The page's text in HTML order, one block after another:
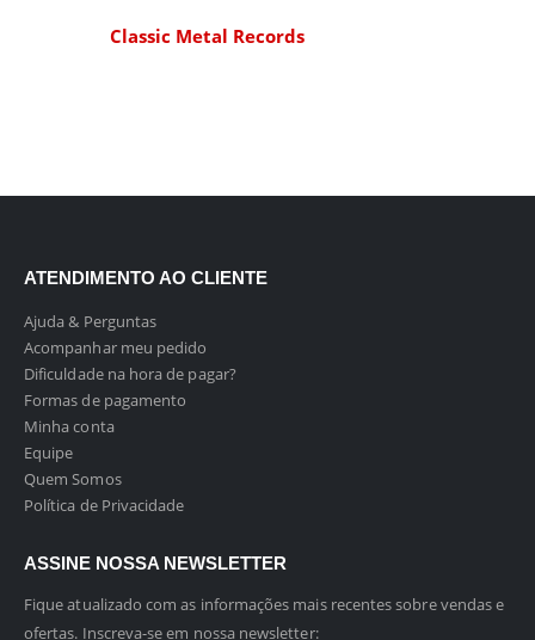
Classic Metal Records
ATENDIMENTO AO CLIENTE
Ajuda & Perguntas
Acompanhar meu pedido
Dificuldade na hora de pagar?
Formas de pagamento
Minha conta
Equipe
Quem Somos
Política de Privacidade
ASSINE NOSSA NEWSLETTER
Fique atualizado com as informações mais recentes sobre vendas e
ofertas. Inscreva-se em nossa newsletter: